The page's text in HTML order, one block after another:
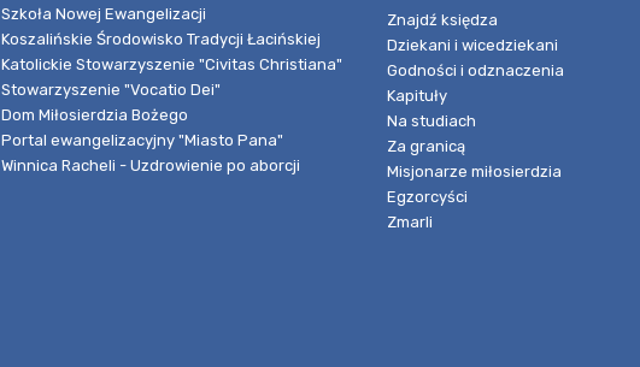
Szkoła Nowej Ewangelizacji
Koszalińskie Środowisko Tradycji Łacińskiej
Katolickie Stowarzyszenie "Civitas Christiana"
Stowarzyszenie "Vocatio Dei"
Dom Miłosierdzia Bożego
Portal ewangelizacyjny "Miasto Pana"
Winnica Racheli - Uzdrowienie po aborcji
Znajdź księdza
Dziekani i wicedziekani
Godności i odznaczenia
Kapituły
Na studiach
Za granicą
Misjonarze miłosierdzia
Egzorcyści
Zmarli